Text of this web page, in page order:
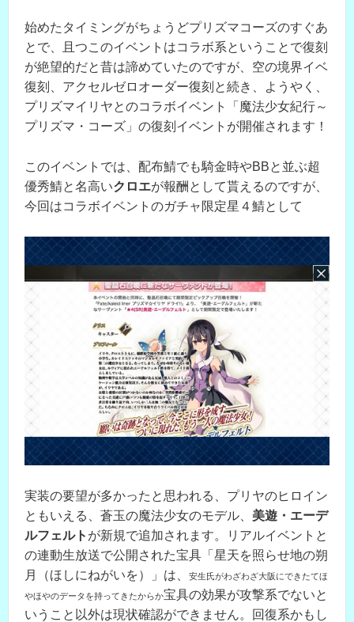
始めたタイミングがちょうどプリズマコーズのすぐあ
とで、且つこのイベントはコラボ系ということで復刻
が絶望的だと昔は諦めていたのですが、空の境界イベ
復刻、アクセルゼロオーダー復刻と続き、ようやく、
プリズマイリヤとのコラボイベント「魔法少女紀行～
プリズマ・コーズ」の復刻イベントが開催されます！
このイベントでは、配布鯖でも騎金時やBBと並ぶ超
優秀鯖と名高いクロエが報酬として貰えるのですが、
今回はコラボイベントのガチャ限定星４鯖として
実装の要望が多かったと思われる、プリヤのヒロイン
ともいえる、蒼玉の魔法少女のモデル、 美遊・エーデ
ルフェルト が新規で追加されます。リアルイベントと
の連動生放送で公開された宝具「星天を照らせ地の朔
月（ほしにねがいを）」は、
安生氏がわざわざ大阪にできたてほ
やほやのデータを持ってきたからか宝具の効果が攻撃系でないと
いうこと以外は現状確認ができません。回復系かもし